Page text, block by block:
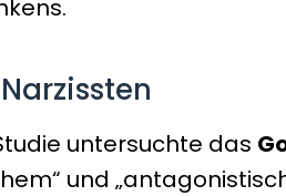
untersuchte das
und